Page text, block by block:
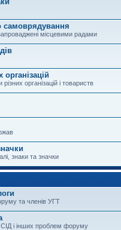
самоврядування
місцевими радами
організацій
організацій і товариств
знаки та значки
та членів УГТ
і інших проблем форуму